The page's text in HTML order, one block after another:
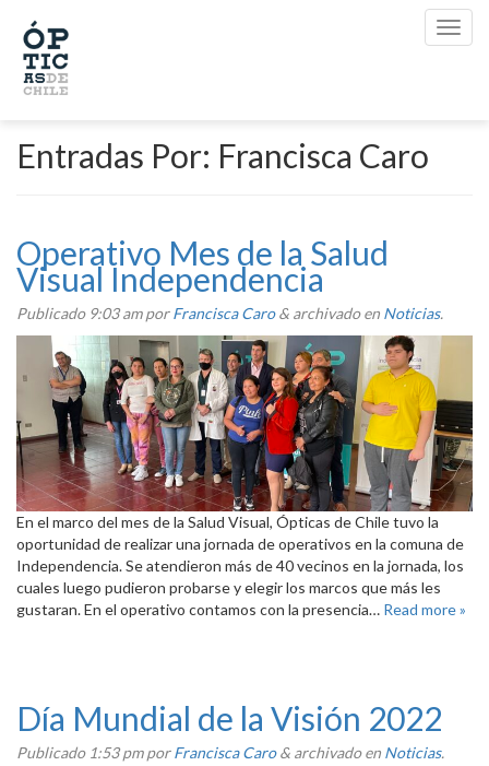
Entradas Por: Francisca Caro
Operativo Mes de la Salud
Visual Independencia
Publicado 9:03 amporFrancisca Caro & archivado en Noticias.
En el marco del mes de la Salud Visual, Ópticas de Chile tuvo la
oportunidad de realizar una jornada de operativos en la comuna de
Independencia. Se atendieron más de 40 vecinos en la jornada, los
cuales luego pudieron probarse y elegir los marcos que más les
gustaran. En el operativo contamos con la presencia… Read more »
Día Mundial de la Visión 2022
Publicado 1:53 pmporFrancisca Caro & archivado en Noticias.